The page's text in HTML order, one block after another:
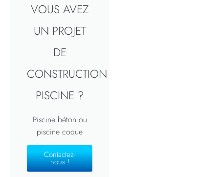
VOUS AVEZ
UN PROJET
DE
CONSTRUCTION
PISCINE ?
Piscine béton ou
piscine coque
Contactez-
nous !